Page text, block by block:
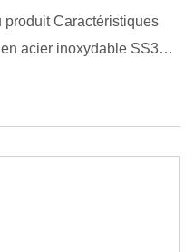
Caractéristiques
acier inoxydable SS304.